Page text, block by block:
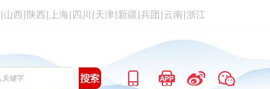
山西 陕西 上海 四川 天津 新疆 兵团 云南 浙江